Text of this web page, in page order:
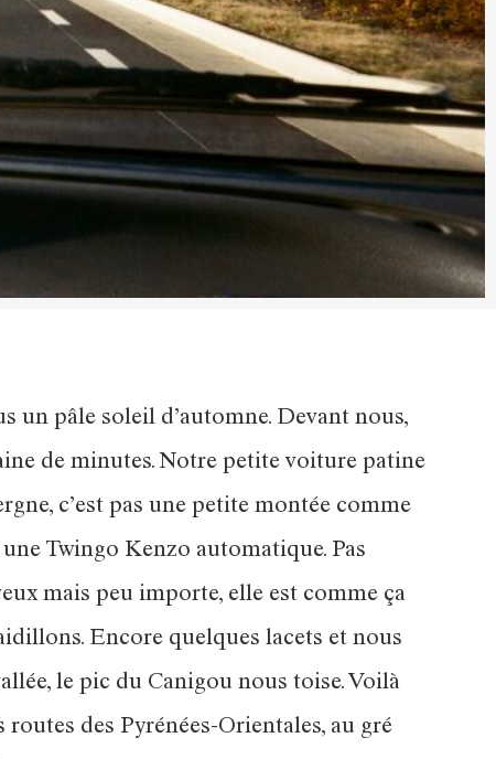
un pâle soleil d’automne. Devant nous,
de minutes. Notre petite voiture patine
c’est pas une petite montée comme
Twingo Kenzo automatique. Pas
mais peu importe, elle est comme ça
Encore quelques lacets et nous
le pic du Canigou nous toise. Voilà
des Pyrénées-Orientales, au gré